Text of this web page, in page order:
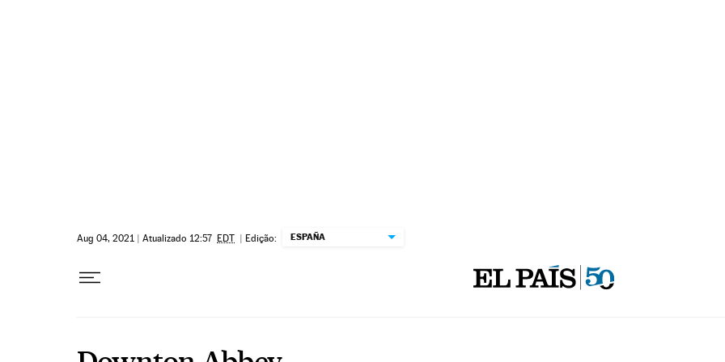
Aug 04, 2021 | Atualizado 12:57 EDT | Edição: ESPAÑA